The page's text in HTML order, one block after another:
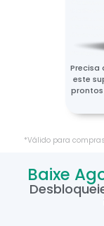
Precisa
este
*Válido para
Baixe